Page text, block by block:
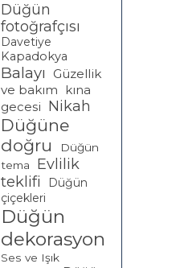
Düğün
fotoğrafçısı
Davetiye
Kapadokya
Balayı
Güzellik
ve bakım
kına
gecesi
Nikah
Düğüne
doğru
Düğün
tema
Evlilik
teklifi
Düğün
çiçekleri
Düğün
dekorasyon
Ses ve Işık